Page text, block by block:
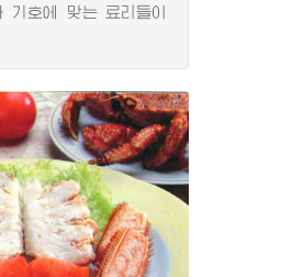
기호에 맞는 료리들이